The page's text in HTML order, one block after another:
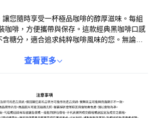
讓您隨時享受一杯極品咖啡的醇厚滋味。每組
咖啡，方便攜帶與保存。這款經典黑咖啡口感
糖分，適合追求純粹咖啡風味的您。無論是
豆，以精湛工藝烘焙而成，保證每一口都是高
查看更多